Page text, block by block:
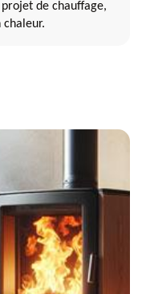
de chauffage,